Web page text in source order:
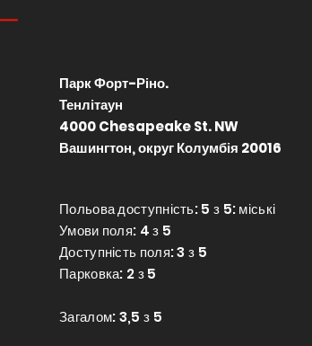
Парк Форт-Ріно.
Тенлітаун
4000 Chesapeake St. NW
Вашингтон, округ Колумбія 20016
Польова доступність: 5 з 5: міські
Умови поля: 4 з 5
Доступність поля: 3 з 5
Парковка: 2 з 5
Загалом: 3,5 з 5